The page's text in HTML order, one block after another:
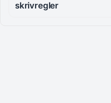
skrivregler